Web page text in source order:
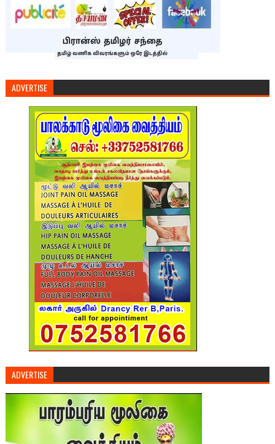
ADVERTISE
ADVERTISE